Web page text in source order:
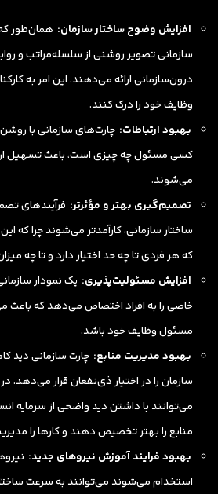
افزایش وضوح ساختار سازمان: همان‌طور که
سازمانی تصویر روشنی از سلسله‌مراتب و
درون‌سازمانی ارائه می‌دهند. این امر به
وظایف خود را درک کنند.
بهبود ارتباطات: چارت‌های سازمانی با
کسی مسئول چه چیزی است، باعث تسهیل
می‌شوند.
تصمیم‌گیری بهتر و مؤثرتر: فرآیندهای
ساختار سازمانی، کارآمدتر می‌شوند چرا
که هر فردی تا چه حد اختیار دارد و تا چه
افزایش مسئولیت‌پذیری: یک نمودار
خاصی را به افراد اختصاص می‌دهد که باعث
مسئول وظایف خود باشد.
بهبود مدیریت منابع: چارت سازمانی دید
سازمان را در اختیار ذی‌نفعان قرار می‌دهد.
می‌توانند با داشتن دید واضحی از سرمایه
منابع را بهتر تخصیص دهند و کارها را
بهبود فرایند آموزش نیروهای جدید:
استخداممی‌شوند می‌توانند به سرعت